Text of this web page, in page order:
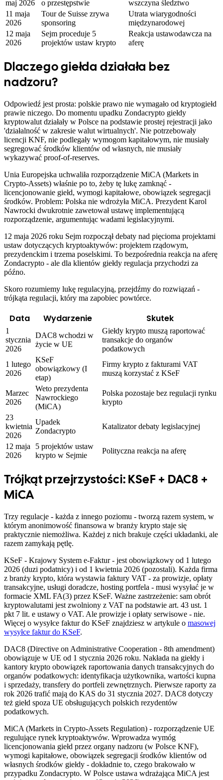
maj 2026 o przestępstwie
wszczyna śledztwo
11 maja
2026
Tour de Suisse zrywa
sponsoring
Utrata wiarygodności
międzynarodowej
12 maja
2026
Sejm proceduje 5
projektów ustaw krypto
Reakcja ustawodawcza na
aferę
Dlaczego giełda działała bez
nadzoru?
Odpowiedź jest prosta: polskie prawo nie wymagało od kryptogiełd
prawie niczego. Do momentu upadku Zondacrypto giełdy
kryptowalut działały w Polsce na podstawie prostej rejestracji jako
'działalność w zakresie walut wirtualnych'. Nie potrzebowały
licencji KNF, nie podlegały wymogom kapitałowym, nie musiały
segregować środków klientów od własnych, nie musiały
wykazywać proof-of-reserves.
Unia Europejska uchwaliła rozporządzenie MiCA (Markets in
Crypto-Assets) właśnie po to, żeby tę lukę zamknąć -
licencjonowanie giełd, wymogi kapitałowe, obowiązek segregacji
środków. Problem: Polska nie wdrożyła MiCA. Prezydent Karol
Nawrocki dwukrotnie zawetował ustawę implementującą
rozporządzenie, argumentując wadami legislacyjnymi.
12 maja 2026 roku Sejm rozpoczął debaty nad pięcioma projektami
ustaw dotyczących kryptoaktywów: projektem rządowym,
prezydenckim i trzema poselskimi. To bezpośrednia reakcja na aferę
Zondacrypto - ale dla klientów giełdy regulacja przychodzi za
późno.
Skoro rozumiemy lukę regulacyjną, przejdźmy do rozwiązań -
trójkąta regulacji, który ma zapobiec powtórce.
Data Wydarzenie Skutek
1
stycznia
2026
DAC8 wchodzi w
życie w UE
Giełdy krypto muszą raportować
transakcje do organów
podatkowych
1 lutego
2026
KSeF
obowiązkowy (I
etap)
Firmy krypto z fakturami VAT
muszą korzystać z KSeF
Marzec
2026
Weto prezydenta
Nawrockiego
(MiCA)
Polska pozostaje bez regulacji rynku
krypto
23
kwietnia
2026
Upadek
Zondacrypto
Katalizator debaty legislacyjnej
12 maja
2026
5 projektów ustaw
krypto w Sejmie
Polityczna reakcja na aferę
Trójkąt przejrzystości: KSeF + DAC8 +
MiCA
Trzy regulacje - każda z innego poziomu - tworzą razem system, w
którym anonimowość finansowa w branży krypto staje się
praktycznie niemożliwa. Każdej z nich brakuje części układanki, ale
razem zamykają pętlę.
KSeF - Krajowy System e-Faktur - jest obowiązkowy od 1 lutego
2026 (duzi podatnicy) i od 1 kwietnia 2026 (pozostali). Każda firma
z branży krypto, która wystawia faktury VAT - za prowizje, opłaty
transakcyjne, usługi doradcze, hosting portfela - musi wysyłać je w
formacie XML FA(3) przez KSeF. Ważne zastrzeżenie: sam obrót
kryptowalutami jest zwolniony z VAT na podstawie art. 43 ust. 1
pkt 7 lit. e ustawy o VAT. Ale prowizje i opłaty serwisowe - nie.
Więcej o wysyłce faktur do KSeF znajdziesz w artykule o masowej
wysyłce faktur do KSeF.
DAC8 (Directive on Administrative Cooperation - 8th amendment)
obowiązuje w UE od 1 stycznia 2026 roku. Nakłada na giełdy i
kantory krypto obowiązek raportowania danych transakcyjnych do
organów podatkowych: identyfikacja użytkownika, wartości kupna
i sprzedaży, transfery do portfeli zewnętrznych. Pierwsze raporty za
rok 2026 trafić mają do KAS do 31 stycznia 2027. DAC8 dotyczy
też giełd spoza UE obsługujących polskich rezydentów
podatkowych.
MiCA (Markets in Crypto-Assets Regulation) - rozporządzenie UE
regulujące rynek kryptoaktywów. Wprowadza wymóg
licencjonowania giełd przez organy nadzoru (w Polsce KNF),
wymogi kapitałowe, obowiązek segregacji środków klientów od
własnych środków giełdy - dokładnie to, czego brakowało w
przypadku Zondacrypto. W Polsce ustawa wdrażająca MiCA jest